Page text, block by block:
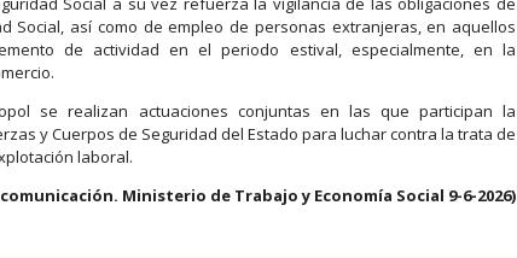
Social, así como de empleo de personas extranjeras, en aquellos
de actividad en el periodo estival, especialmente, en la
se realizan actuaciones conjuntas en las que participan la
y Cuerpos de Seguridad del Estado para luchar contra la trata de
laboral.
Ministerio de Trabajo y Economía Social 9-6-2026)